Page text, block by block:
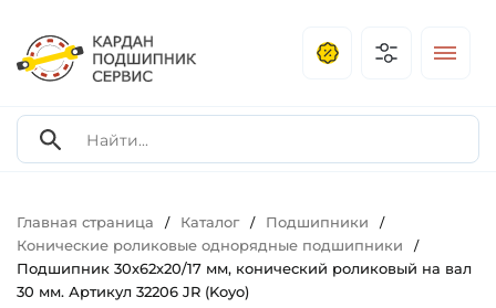
Главная страница / Каталог / Подшипники /
Конические роликовые однорядные подшипники /
Подшипник 30х62х20/17 мм, конический роликовый на вал
30 мм. Артикул 32206 JR (Koyo)